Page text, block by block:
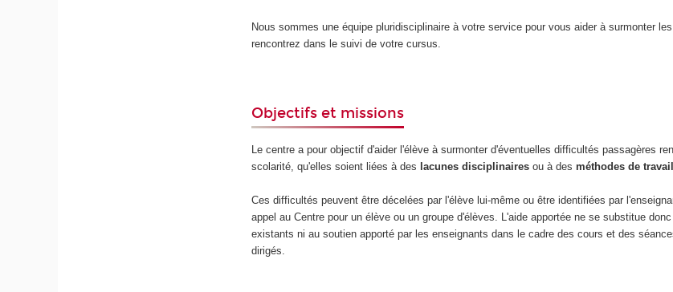
Nous sommes une équipe pluridisciplinaire à votre service pour vous aider à surmonter
rencontrez dans le suivi de votre cursus.
Objectifs et missions
Le centre a pour objectif d'aider l'élève à surmonter d'éventuelles difficultés passagères
scolarité, qu'elles soient liées à des lacunes disciplinaires ou à desméthodes de
Ces difficultés peuvent être décelées par l'élève lui-même ou être identifiées par
appel au Centre pour un élève ou un groupe d'élèves. L'aide apportée ne se substitue
existants ni au soutien apporté par les enseignants dans le cadre des cours et des
dirigés.